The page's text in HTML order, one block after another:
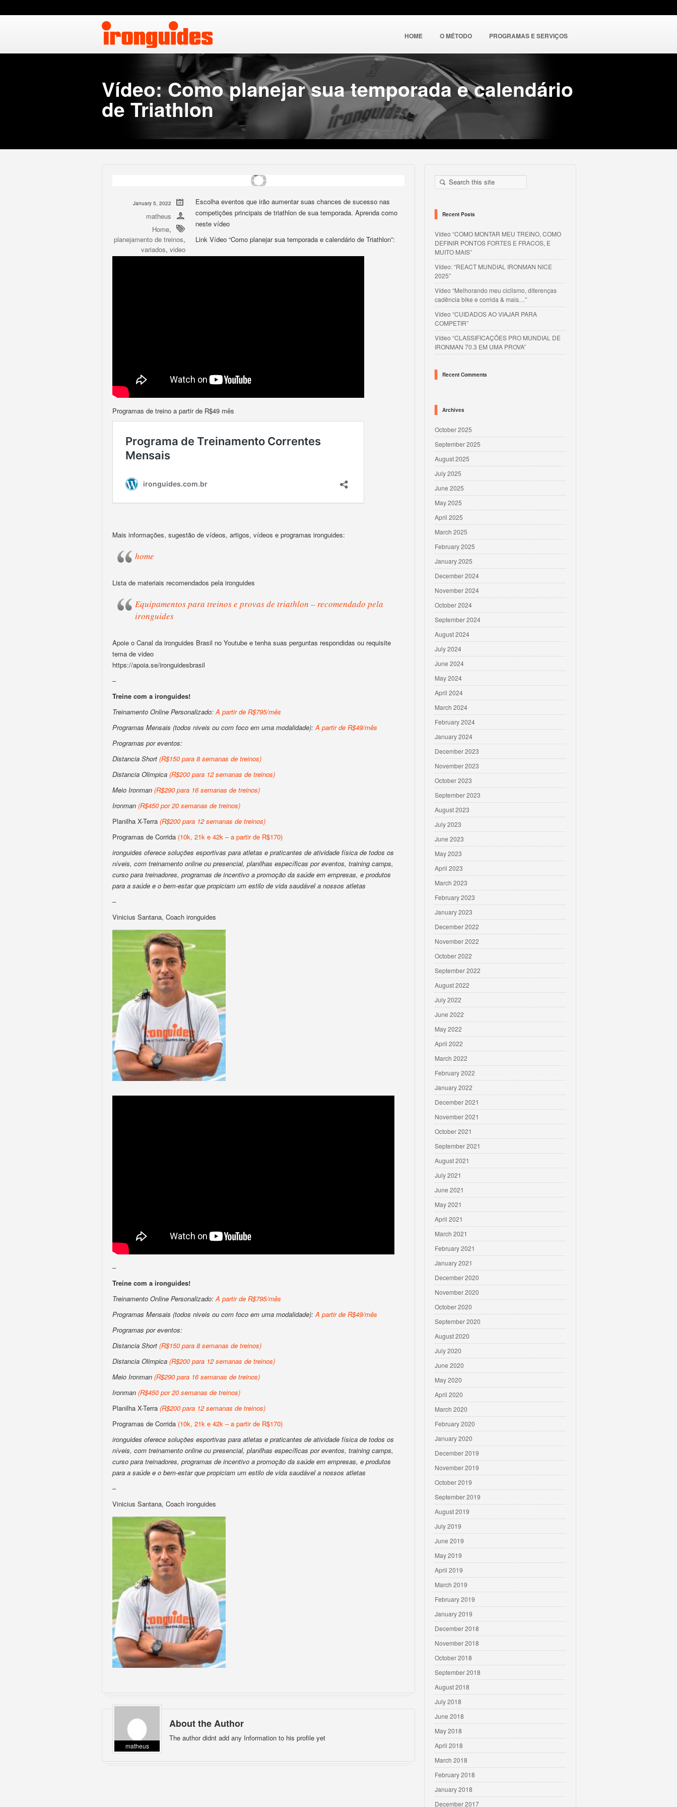
HOME O MÉTODO PROGRAMAS E SERVIÇOS
Vídeo: Como planejar sua temporada e calendário
de Triathlon
January 5, 2022
matheus
Home,
planejamento de treinos,
variados, video
Escolha eventos que irão aumentar suas chances de sucesso nas
competições principais de triathlon de sua temporada. Aprenda como
neste vídeo
Link Vídeo “Como planejar sua temporada e calendário de Triathlon”:
Programas de treino a partir de R$49 mês
Mais informações, sugestão de vídeos, artigos, vídeos e programas ironguides:
home
Lista de materiais recomendados pela ironguides
Equipamentos para treinos e provas de triathlon – recomendado pela
ironguides
Apoie o Canal da ironguides Brasil no Youtube e tenha suas perguntas respondidas ou requisite
tema de video
https://apoia.se/ironguidesbrasil
–
Treine com a ironguides!
Treinamento Online Personalizado:A partir de R$795/mês
Programas Mensais (todos niveis ou com foco em uma modalidade):A partir de R$49/mês
Programas por eventos:
Distancia Short (R$150 para 8 semanas de treinos)
Distancia Olimpica (R$200 para 12 semanas de treinos)
Meio Ironman (R$290 para 16 semanas de treinos)
Ironman (R$450 por 20 semanas de treinos)
Planilha X-Terra (R$200 para 12 semanas de treinos)
Programas de Corrida (10k, 21k e 42k – a partir de R$170)
ironguides oferece soluções esportivas para atletas e praticantes de atividade física de todos os
níveis, com treinamento online ou presencial, planilhas específicas por eventos, training camps,
curso para treinadores, programas de incentivo a promoção da saúde em empresas, e produtos
para a saúde e o bem-estar que propiciam um estilo de vida saudável a nossos atletas
–
Vinicius Santana, Coach ironguides
–
Treine com a ironguides!
Treinamento Online Personalizado:A partir de R$795/mês
Programas Mensais (todos niveis ou com foco em uma modalidade):A partir de R$49/mês
Programas por eventos:
Distancia Short (R$150 para 8 semanas de treinos)
Distancia Olimpica (R$200 para 12 semanas de treinos)
Meio Ironman (R$290 para 16 semanas de treinos)
Ironman (R$450 por 20 semanas de treinos)
Planilha X-Terra (R$200 para 12 semanas de treinos)
Programas de Corrida (10k, 21k e 42k – a partir de R$170)
ironguides oferece soluções esportivas para atletas e praticantes de atividade física de todos os
níveis, com treinamento online ou presencial, planilhas específicas por eventos, training camps,
curso para treinadores, programas de incentivo a promoção da saúde em empresas, e produtos
para a saúde e o bem-estar que propiciam um estilo de vida saudável a nossos atletas
–
Vinicius Santana, Coach ironguides
matheus
About the Author
The author didnt add any Information to his profile yet
Recent Posts
Vídeo “COMO MONTAR MEU TREINO, COMO
DEFINIR PONTOS FORTES E FRACOS, E
MUITO MAIS”
Vídeo: “REACT MUNDIAL IRONMAN NICE
2025”
Vídeo “Melhorando meu ciclismo, diferenças
cadência bike e corrida & mais…”
Vídeo “CUIDADOS AO VIAJAR PARA
COMPETIR”
Vídeo “CLASSIFICAÇÕES PRO MUNDIAL DE
IRONMAN 70.3 EM UMA PROVA”
Recent Comments
Archives
October 2025
September 2025
August 2025
July 2025
June 2025
May 2025
April 2025
March 2025
February 2025
January 2025
December 2024
November 2024
October 2024
September 2024
August 2024
July 2024
June 2024
May 2024
April 2024
March 2024
February 2024
January 2024
December 2023
November 2023
October 2023
September 2023
August 2023
July 2023
June 2023
May 2023
April 2023
March 2023
February 2023
January 2023
December 2022
November 2022
October 2022
September 2022
August 2022
July 2022
June 2022
May 2022
April 2022
March 2022
February 2022
January 2022
December 2021
November 2021
October 2021
September 2021
August 2021
July 2021
June 2021
May 2021
April 2021
March 2021
February 2021
January 2021
December 2020
November 2020
October 2020
September 2020
August 2020
July 2020
June 2020
May 2020
April 2020
March 2020
February 2020
January 2020
December 2019
November 2019
October 2019
September 2019
August 2019
July 2019
June 2019
May 2019
April 2019
March 2019
February 2019
January 2019
December 2018
November 2018
October 2018
September 2018
August 2018
July 2018
June 2018
May 2018
April 2018
March 2018
February 2018
January 2018
December 2017